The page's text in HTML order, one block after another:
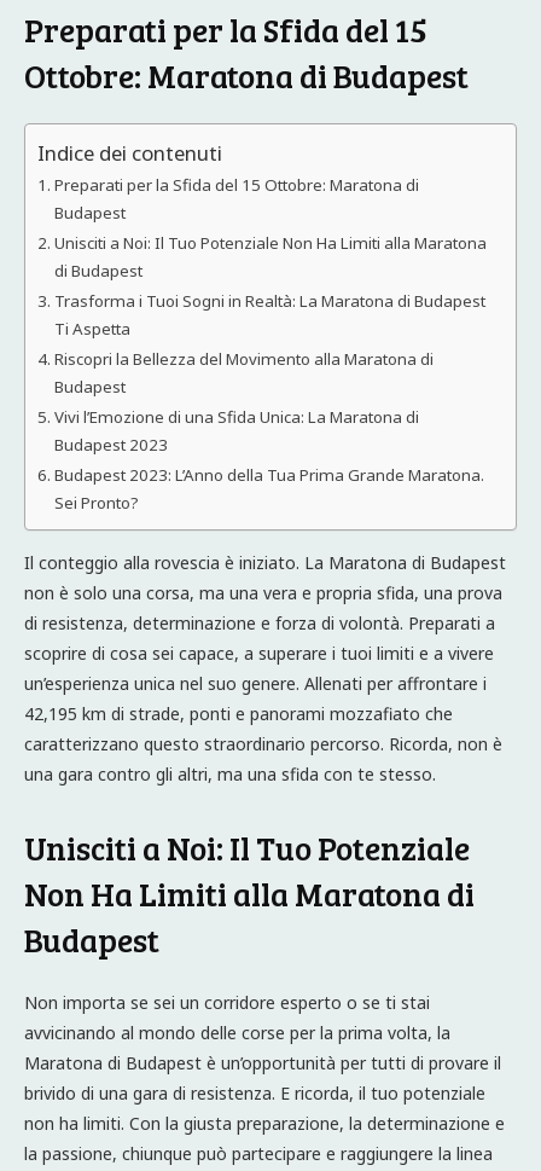
Preparati per la Sfida del 15
Ottobre: Maratona di Budapest
Indice dei contenuti
Preparati per la Sfida del 15 Ottobre: Maratona di
Budapest
Unisciti a Noi: Il Tuo Potenziale Non Ha Limiti alla Maratona
di Budapest
Trasforma i Tuoi Sogni in Realtà: La Maratona di Budapest
Ti Aspetta
Riscopri la Bellezza del Movimento alla Maratona di
Budapest
Vivi l’Emozione di una Sfida Unica: La Maratona di
Budapest 2023
Budapest 2023: L’Anno della Tua Prima Grande Maratona.
Sei Pronto?
Il conteggio alla rovescia è iniziato. La Maratona di Budapest
non è solo una corsa, ma una vera e propria sfida, una prova
di resistenza, determinazione e forza di volontà. Preparati a
scoprire di cosa sei capace, a superare i tuoi limiti e a vivere
un’esperienza unica nel suo genere. Allenati per affrontare i
42,195 km di strade, ponti e panorami mozzafiato che
caratterizzano questo straordinario percorso. Ricorda, non è
una gara contro gli altri, ma una sfida con te stesso.
Unisciti a Noi: Il Tuo Potenziale
Non Ha Limiti alla Maratona di
Budapest
Non importa se sei un corridore esperto o se ti stai
avvicinando al mondo delle corse per la prima volta, la
Maratona di Budapest è un’opportunità per tutti di provare il
brivido di una gara di resistenza. E ricorda, il tuo potenziale
non ha limiti. Con la giusta preparazione, la determinazione e
la passione, chiunque può partecipare e raggiungere la linea